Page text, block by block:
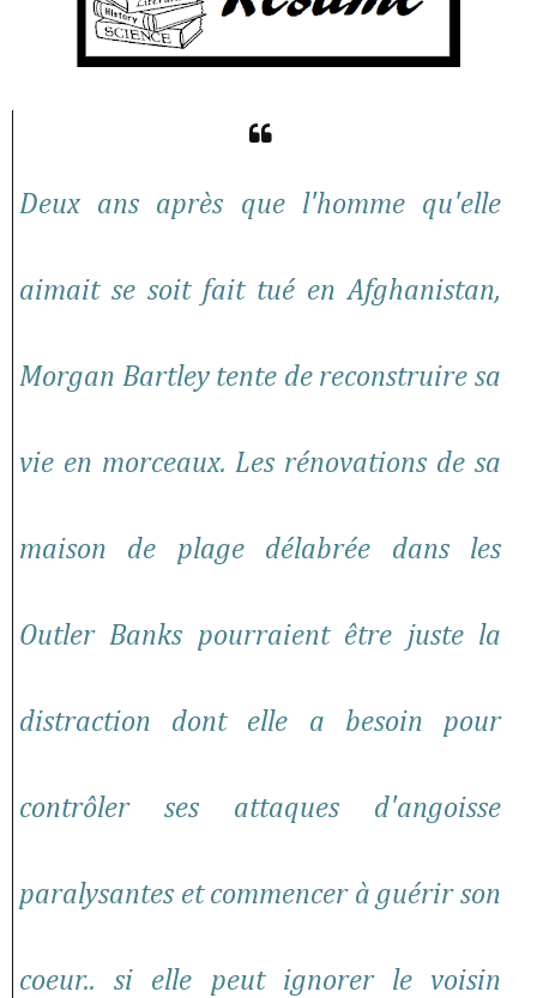
Deux ans après que l'homme qu'elle
aimait se soit fait tué en Afghanistan,
Morgan Bartley tente de reconstruire sa
vie en morceaux. Les rénovations de sa
maison de plage délabrée dans les
Outler Banks pourraient être juste la
distraction dont elle a besoin pour
contrôler ses attaques d'angoisse
paralysantes et commencer à guérir son
coeur.. si elle peut ignorer le voisin